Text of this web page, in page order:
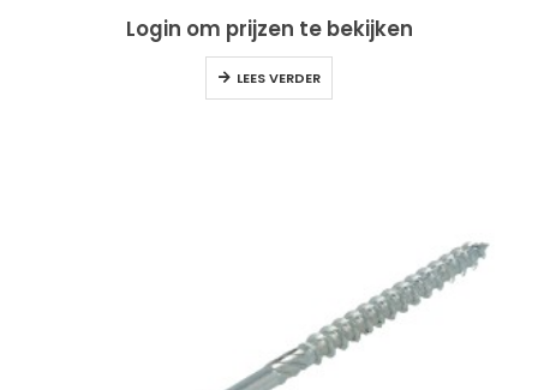
Login om prijzen te bekijken
LEES VERDER